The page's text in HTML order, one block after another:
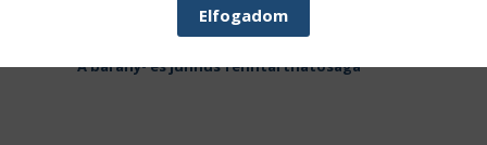
A bárány- és juhhús fenntarthatósága
Elfogadom